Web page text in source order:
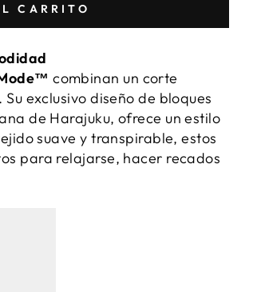
CARRITO
combinan un corte
exclusivo diseño de bloques
de Harajuku, ofrece un estilo
suave y transpirable, estos
para relajarse, hacer recados